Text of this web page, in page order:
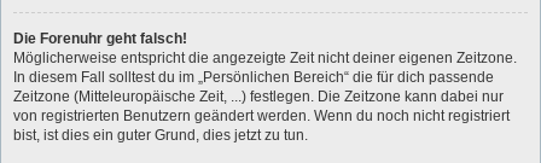
Die Forenuhr geht falsch!
Möglicherweise entspricht die angezeigte Zeit nicht deiner eigenen Zeitzone.
In diesem Fall solltest du im „Persönlichen Bereich“ die für dich passende
Zeitzone (Mitteleuropäische Zeit, ...) festlegen. Die Zeitzone kann dabei nur
von registrierten Benutzern geändert werden. Wenn du noch nicht registriert
bist, ist dies ein guter Grund, dies jetzt zu tun.